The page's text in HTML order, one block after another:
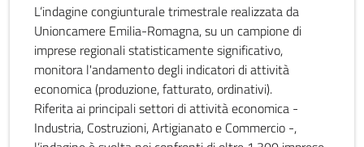
L’indagine congiunturale trimestrale realizzata da
Unioncamere Emilia-Romagna, su un campione di
imprese regionali statisticamente significativo,
monitora l'andamento degli indicatori di attività
economica (produzione, fatturato, ordinativi).
Riferita ai principali settori di attività economica -
Industria, Costruzioni, Artigianato e Commercio -,